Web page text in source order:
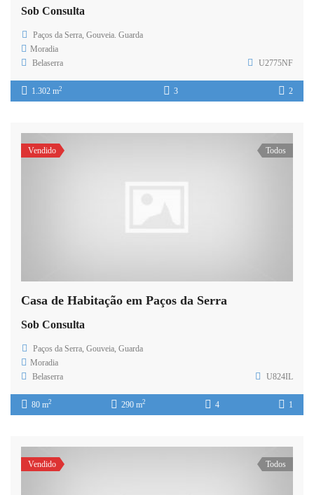
Sob Consulta
Paços da Serra, Gouveia. Guarda
Moradia
Belaserra
U2775NF
1.302 m2 3 2
Vendido Todos
Casa de Habitação em Paços da Serra
Sob Consulta
Paços da Serra, Gouveia, Guarda
Moradia
Belaserra
U824IL
80 m2 290 m2 4 1
Vendido Todos